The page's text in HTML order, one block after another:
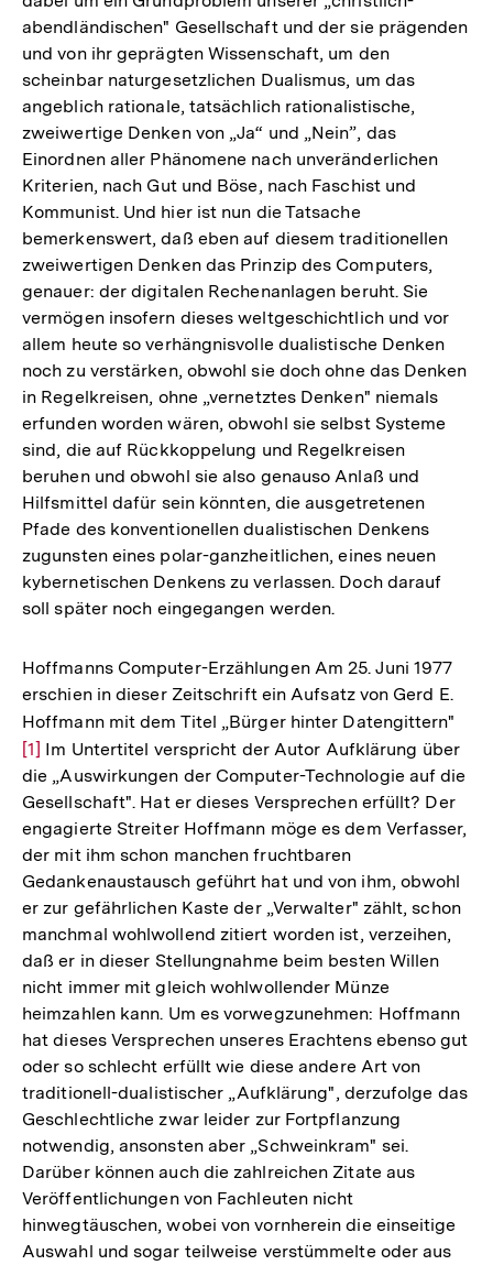
abendländischen" Gesellschaft und der sie prägenden
und von ihr geprägten Wissenschaft, um den
scheinbar naturgesetzlichen Dualismus, um das
angeblich rationale, tatsächlich rationalistische,
zweiwertige Denken von „Ja“ und „Nein”, das
Einordnen aller Phänomene nach unveränderlichen
Kriterien, nach Gut und Böse, nach Faschist und
Kommunist. Und hier ist nun die Tatsache
bemerkenswert, daß eben auf diesem traditionellen
zweiwertigen Denken das Prinzip des Computers,
genauer: der digitalen Rechenanlagen beruht. Sie
vermögen insofern dieses weltgeschichtlich und vor
allem heute so verhängnisvolle dualistische Denken
noch zu verstärken, obwohl sie doch ohne das Denken
in Regelkreisen, ohne „vernetztes Denken" niemals
erfunden worden wären, obwohl sie selbst Systeme
sind, die auf Rückkoppelung und Regelkreisen
beruhen und obwohl sie also genauso Anlaß und
Hilfsmittel dafür sein könnten, die ausgetretenen
Pfade des konventionellen dualistischen Denkens
zugunsten eines polar-ganzheitlichen, eines neuen
kybernetischen Denkens zu verlassen. Doch darauf
soll später noch eingegangen werden.
Hoffmanns Computer-Erzählungen Am 25. Juni 1977
erschien in dieser Zeitschrift ein Aufsatz von Gerd E.
Hoffmann mit dem Titel „Bürger hinter Datengittern"
der
[1] Im Untertitel verspricht der Autor Aufklärung über
die „Auswirkungen der Computer-Technologie auf die
Gesellschaft". Hat er dieses Versprechen erfüllt? Der
engagierte Streiter Hoffmann möge es dem Verfasser,
der mit ihm schon manchen fruchtbaren
Gedankenaustausch geführt hat und von ihm, obwohl
er zur gefährlichen Kaste der „Verwalter" zählt, schon
manchmal wohlwollend zitiert worden ist, verzeihen,
daß er in dieser Stellungnahme beim besten Willen
nicht immer mit gleich wohlwollender Münze
heimzahlen kann. Um es vorwegzunehmen: Hoffmann
hat dieses Versprechen unseres Erachtens ebenso gut
oder so schlecht erfüllt wie diese andere Art von
traditionell-dualistischer „Aufklärung", derzufolge das
Geschlechtliche zwar leider zur Fortpflanzung
notwendig, ansonsten aber „Schweinkram" sei.
Darüber können auch die zahlreichen Zitate aus
Veröffentlichungen von Fachleuten nicht
hinwegtäuschen, wobei von vornherein die einseitige
Auswahl und sogar teilweise verstümmelte oder aus